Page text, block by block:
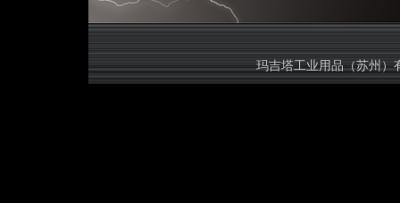
玛吉塔工业用品（苏州